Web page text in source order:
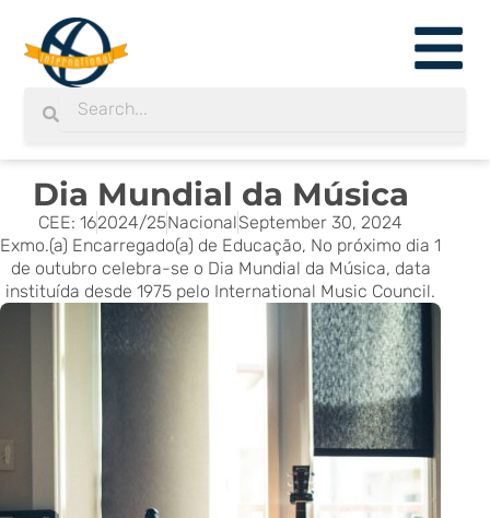
content
Search
Dia Mundial da Música
CEE: 162024/25NacionalSeptember 30, 2024
Exmo.(a) Encarregado(a) de Educação, No próximo dia 1
de outubro celebra-se o Dia Mundial da Música, data
instituída desde 1975 pelo International Music Council.